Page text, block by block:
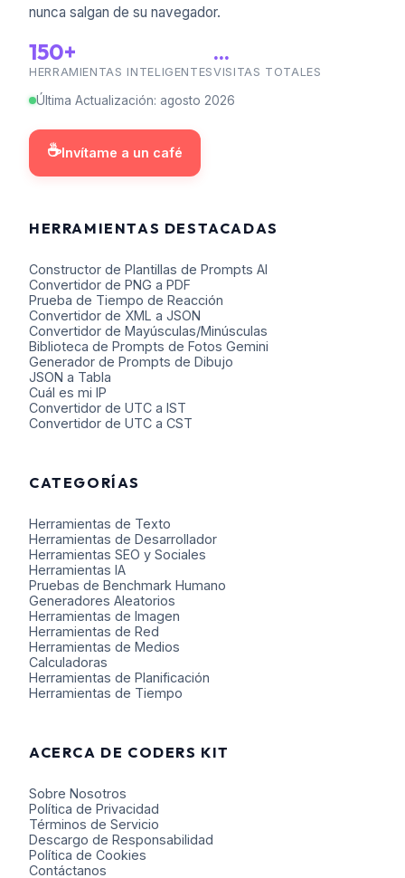
nunca salgan de su navegador.
150+
HERRAMIENTAS INTELIGENTES
...
VISITAS TOTALES
Última Actualización: agosto 2026
☕Invítame a un café
HERRAMIENTAS DESTACADAS
Constructor de Plantillas de Prompts AI
Convertidor de PNG a PDF
Prueba de Tiempo de Reacción
Convertidor de XML a JSON
Convertidor de Mayúsculas/Minúsculas
Biblioteca de Prompts de Fotos Gemini
Generador de Prompts de Dibujo
JSON a Tabla
Cuál es mi IP
Convertidor de UTC a IST
Convertidor de UTC a CST
CATEGORÍAS
Herramientas de Texto
Herramientas de Desarrollador
Herramientas SEO y Sociales
Herramientas IA
Pruebas de Benchmark Humano
Generadores Aleatorios
Herramientas de Imagen
Herramientas de Red
Herramientas de Medios
Calculadoras
Herramientas de Planificación
Herramientas de Tiempo
ACERCA DE CODERS KIT
Sobre Nosotros
Política de Privacidad
Términos de Servicio
Descargo de Responsabilidad
Política de Cookies
Contáctanos